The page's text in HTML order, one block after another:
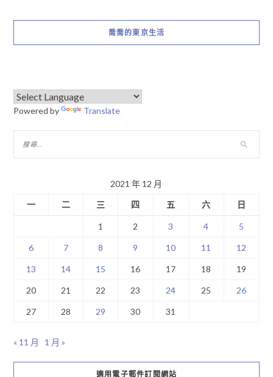
喬喬的東京生活
Powered by Translate
2021 年 12 月
一
二 三 四 五 六 日
1 2 3 4 5
6 7 8 9 10 11 12
13 14 15 16 17 18 19
20 21 22 23 24 25 26
27 28 29 30 31
« 11 月 1 月 »
適用電子郵件訂閱網站